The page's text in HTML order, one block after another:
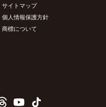
サイトマップ
個人情報保護方針
商標について